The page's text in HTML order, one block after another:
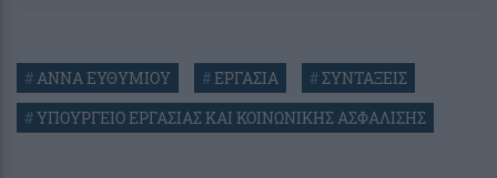
# ΑΝΝΑ ΕΥΘΥΜΙΟΥ #ΕΡΓΑΣΙΑ #ΣΥΝΤΑΞΕΙΣ
#ΥΠΟΥΡΓΕΙΟ ΕΡΓΑΣΙΑΣ ΚΑΙ ΚΟΙΝΩΝΙΚΗΣ ΑΣΦΑΛΙΣΗΣ